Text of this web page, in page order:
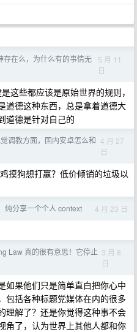
存在么，为什么有的事情无
5 月 11
日
这些都应该是原始世界的规则，
道德这种东西，总是拿着道德大
道德是针对自己的
调教方面，国内安卓怎么和 4 月 27
日
摸狗想打赢？低价倾销的垃圾以
纯分享一个个人 context 4 月 23 日
Law 真的很有意思！它停止 3 月 8
日
如果他们只是简单直白把你心中
包括各种标题党媒体在内的很多
理解了？还是你觉得这种事不会
角了，认为世界上其他人都和你